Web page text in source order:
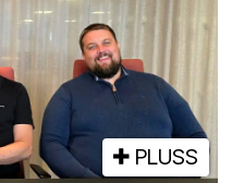
PLUSS